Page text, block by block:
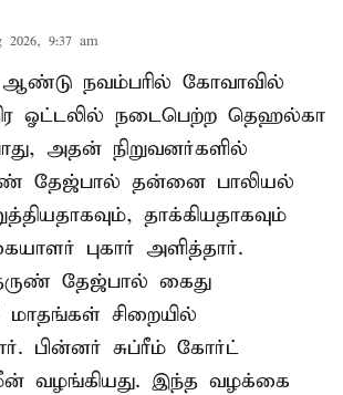
2026, 9:37 am
ஆண்டு நவம்பரில் கோவாவில்
ஓட்டலில் நடைபெற்ற தெஹல்கா
அதன் நிறுவனர்களில்
தேஜ்பால் தன்னை பாலியல்
தாக்கியதாகவும்
புகார் அளித்தார்.
தேஜ்பால் கைது
மாதங்கள் சிறையில்
பின்னர் சுப்ரீம் கோர்ட்
வழங்கியது. இந்த வழக்கை